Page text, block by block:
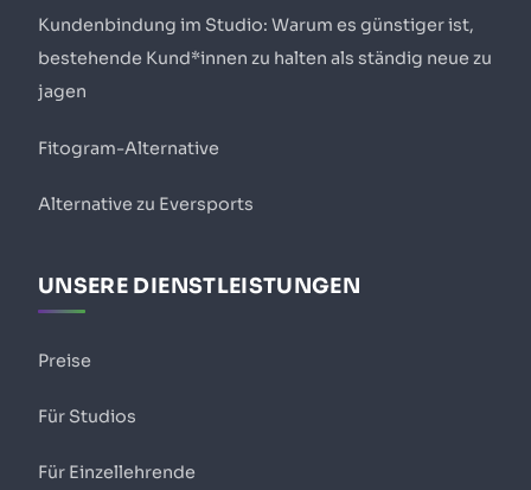
Kundenbindung im Studio: Warum es günstiger ist,
bestehende Kund*innen zu halten als ständig neue zu
jagen
Fitogram-Alternative
Alternative zu Eversports
UNSERE DIENSTLEISTUNGEN
Preise
Für Studios
Für Einzellehrende